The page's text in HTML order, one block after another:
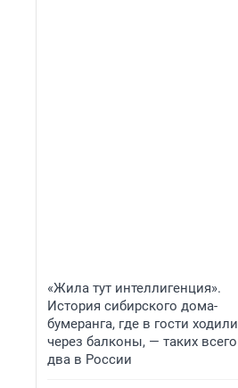
«Жила тут интеллигенция».
История сибирского дома-
бумеранга, где в гости ходили
через балконы, — таких всего
два в России